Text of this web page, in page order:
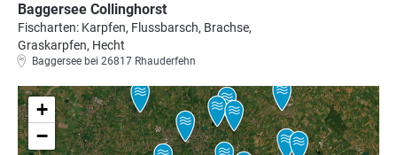
Baggersee Collinghorst
Fischarten: Karpfen, Flussbarsch, Brachse,
Graskarpfen, Hecht
Baggersee bei 26817 Rhauderfehn
+
−